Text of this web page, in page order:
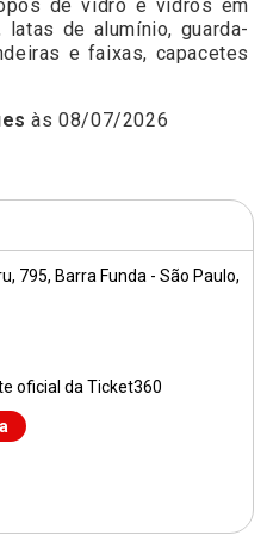
795, Barra Funda - São Paulo,
oficial da Ticket360
de vidro e vidros em
de alumínio, guarda-
e faixas, capacetes
às 08/07/2026